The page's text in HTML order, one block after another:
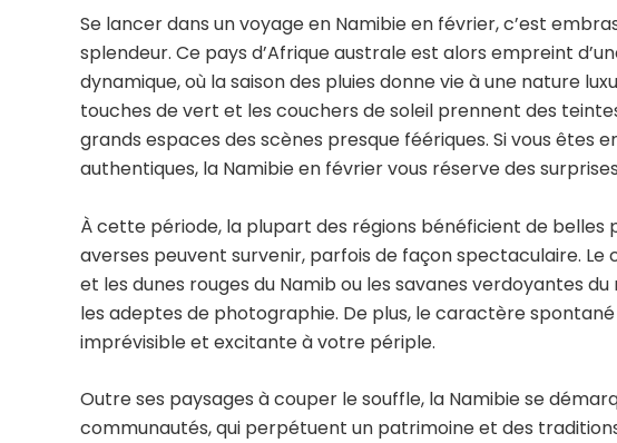
Se lancer dans un voyage en Namibie en février, c’est
splendeur. Ce pays d’Afrique australe est alors empreint
dynamique, où la saison des pluies donne vie à une nature
touches de vert et les couchers de soleil prennent des
grands espaces des scènes presque féériques. Si vous êtes
authentiques, la Namibie en février vous réserve des
À cette période, la plupart des régions bénéficient de belles
averses peuvent survenir, parfois de façon spectaculaire.
et les dunes rouges du Namib ou les savanes verdoyantes
les adeptes de photographie. De plus, le caractère
imprévisible et excitante à votre périple.
Outre ses paysages à couper le souffle, la Namibie se
communautés, qui perpétuent un patrimoine et des